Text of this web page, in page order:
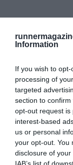
Information
If you wish to
processing of
targeted
section to
opt-out request is
interest-based
us or personal
your opt-out. You
disclosure of